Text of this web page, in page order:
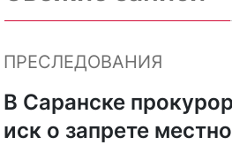
ПРЕСЛЕДОВАНИЯ
В Саранске
иск о запрете